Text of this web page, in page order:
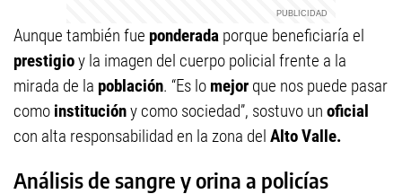
Aunque también fue ponderada porque beneficiaría el
prestigioy la imagen del cuerpo policial frente a la
mirada de la población. “Es lo mejor que nos puede pasar
como institucióny como sociedad”, sostuvo un oficial
con alta responsabilidad en la zona del Alto Valle.
Análisis de sangre y orina a policías